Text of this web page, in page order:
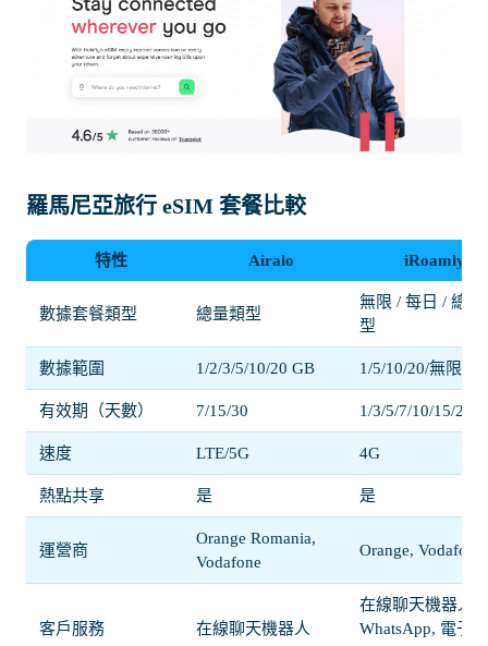
羅馬尼亞旅行 eSIM 套餐比較
特性 Airalo iRoamly
數據套餐類型 總量類型
無限 / 每日 / 總量
型
數據範圍 1/2/3/5/10/20 GB 1/5/10/20/無限 GB
有效期（天數） 7/15/30 1/3/5/7/10/15/20/
速度 LTE/5G 4G
熱點共享 是 是
運營商
Orange Romania,
Vodafone
Orange, Vodafone
客戶服務 在線聊天機器人
在線聊天機器人,
WhatsApp, 電子